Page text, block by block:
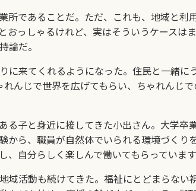
であることだ。ただ、これも、地域と利
っしゃるけれど、実はそういうケースは
論だ。
来てくれるようになった。住民と一緒
んじで世界を広げてもらい、ちゃれんじ
子と身近に接してきた小出さん。大学
ら、職員が自然体でいられる環境づく
自分らしく楽しんで働いてもらっていま
活動も続けてきた。福祉にとどまらな